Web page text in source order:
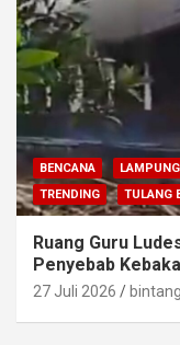
BENCANA LAMPUNG
TRENDING
TULANG
Ruang Guru
Penyebab
27 Juli 2026